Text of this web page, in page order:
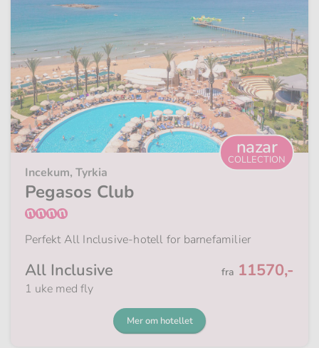
nazar
COLLECTION
Incekum, Tyrkia
Pegasos Club
Perfekt All Inclusive-hotell for barnefamilier
All Inclusive Fra
fra 11570,-
1 uke med fly
Mer om hotellet